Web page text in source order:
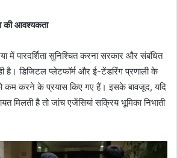
की आवश्यकता
में पारदर्शिता सुनिश्चित करना सरकार और संबंधित
है। डिजिटल प्लेटफॉर्म और ई-टेंडरिंग प्रणाली के
कम करने के प्रयास किए गए हैं। इसके बावजूद, यदि
मिलती है तो जांच एजेंसियां सक्रिय भूमिका निभाती